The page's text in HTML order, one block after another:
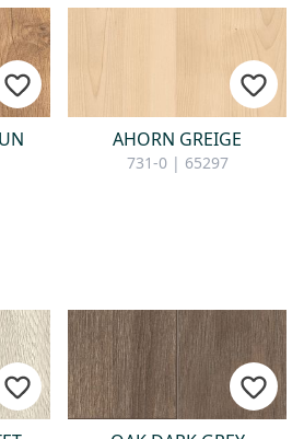
AHORN GREIGE
731-0 | 65297